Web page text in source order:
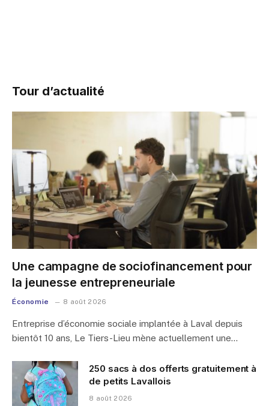
Tour d’actualité
Une campagne de sociofinancement pour
la jeunesse entrepreneuriale
Économie 8 août 2026
Entreprise d’économie sociale implantée à Laval depuis
bientôt 10 ans, Le Tiers-Lieu mène actuellement une…
250 sacs à dos offerts gratuitement à
de petits Lavallois
8 août 2026